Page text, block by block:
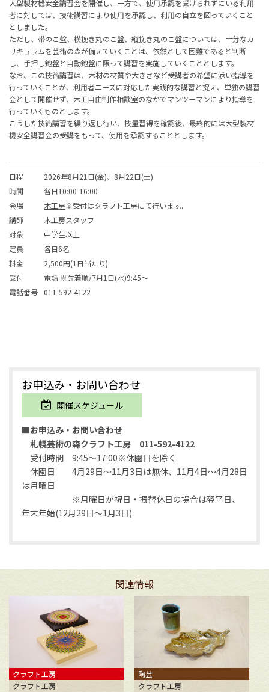
大型製材機安全講習会を開催し、一方で、使用承認を受けられずにいる利用
者に対しては、技術講習により使用を承認し、利用の自立を図っていくこと
としました。
ただし、帯のこ盤、横挽き丸のこ盤、縦挽き丸のこ盤については、十分なカ
リキュラムを芸術の森が備えていくことは、依然として困難であると判断
し、手押し鉋盤と自動鉋盤に限って講習を実施していくこととします。
なお、この技術講習は、木材の材質や大きさなど受講者の希望に添い指導を
行っていくことが、利用者ニーズに対応した実践的な講習と捉え、単独の講習
会として開催せず、木工自由制作相談室のなかでマンツーマンにより指導を
行っていくものとします。
こうした技術講習を繰り返し行い、技量習得を確認後、最終的には大型製材
機安全講習会の受講をもって、使用を承認することとします。
日程
2026年8月21日(金)、8月22日(土)
時間
各日10:00-16:00
会場
木工房※受付はクラフト工房にて行います。
講師
木工房スタッフ
対象
中学生以上
定員
各日6名
料金
2,500円(1日当たり)
受付
電話 ※先着順/7月1日(水)9:45～
電話番号 011-592-4122
お申込み・お問い合わせ
開催スケジュール
■お申込み・お問い合わせ
札幌芸術の森クラフト工房
011-592-4122
受付時間 9:45～17:00※休園日を除く
休園日 4月29日～11月3日は無休、11月4日～4月28日
は月曜日
※月曜日が祝日・振替休日の場合は翌平日、
年末年始(12月29日～1月3日)
関連情報
クラフト工房
クラフト工房
陶芸
クラフト工房